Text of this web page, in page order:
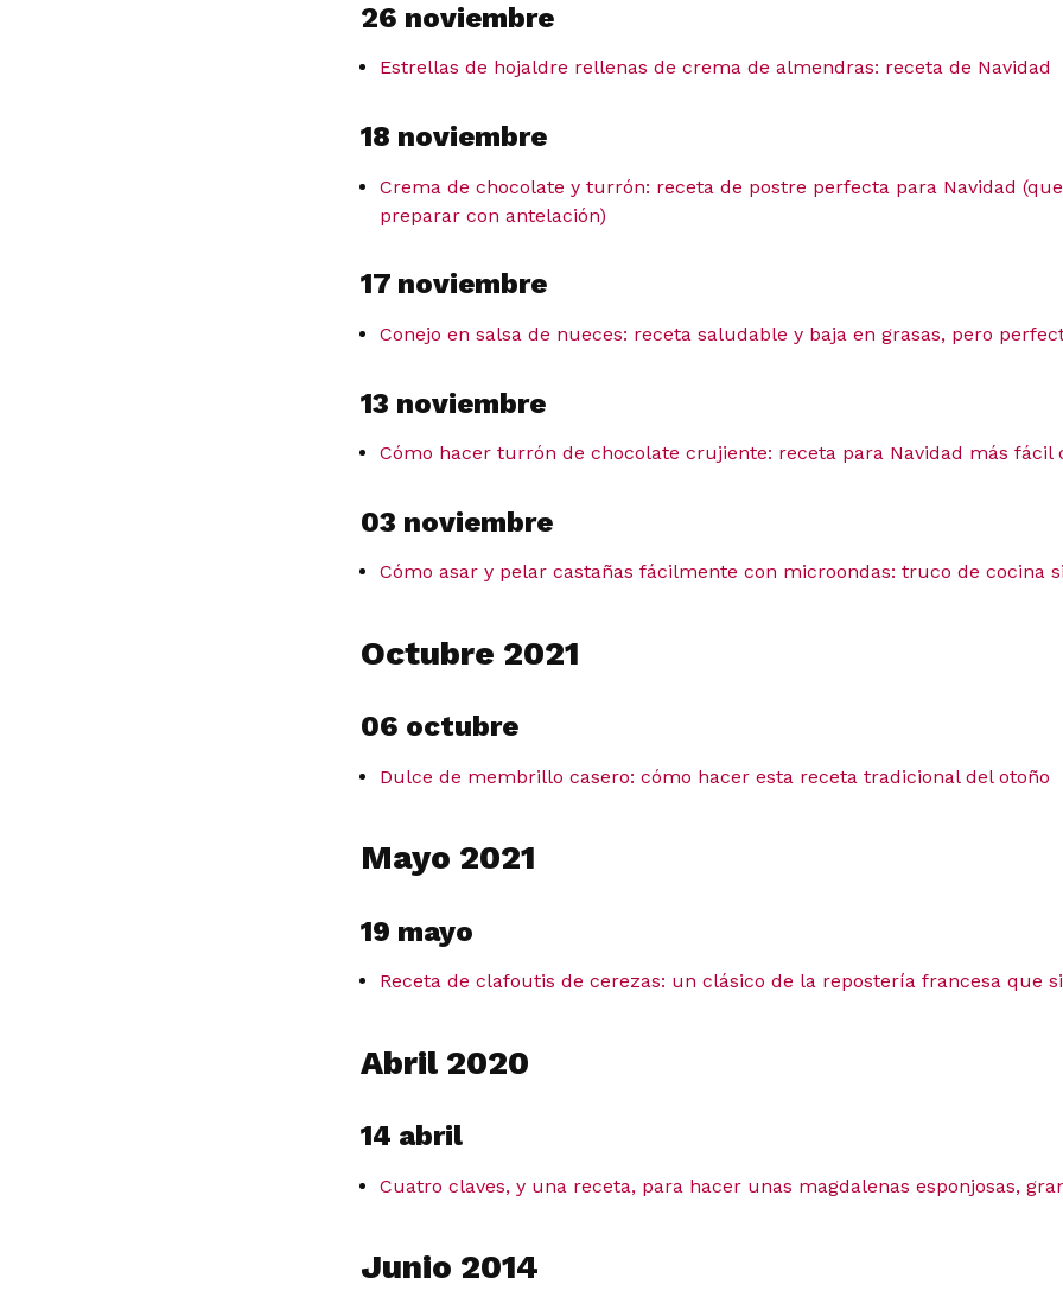
26 noviembre
Estrellas de hojaldre rellenas de crema de almendras: receta de Navidad
18 noviembre
Crema de chocolate y turrón: receta de postre perfecta para Navidad
preparar con antelación)
17 noviembre
Conejo en salsa de nueces: receta saludable y baja en grasas, pero
13 noviembre
Cómo hacer turrón de chocolate crujiente: receta para Navidad más fácil
03 noviembre
Cómo asar y pelar castañas fácilmente con microondas: truco de cocina
Octubre 2021
06 octubre
Dulce de membrillo casero: cómo hacer esta receta tradicional del otoño
Mayo 2021
19 mayo
Receta de clafoutis de cerezas: un clásico de la repostería francesa que
Abril 2020
14 abril
Cuatro claves, y una receta, para hacer unas magdalenas esponjosas,
Junio 2014